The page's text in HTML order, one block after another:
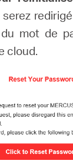
serez
du mot de
cloud.